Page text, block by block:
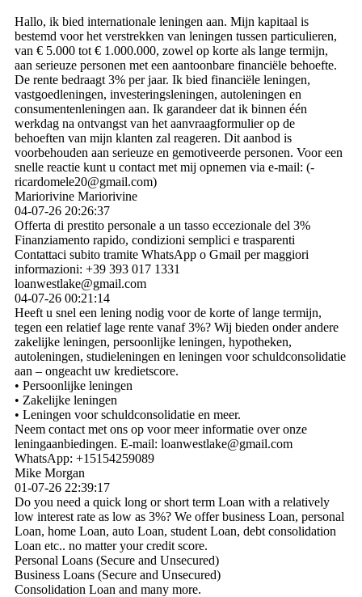
Hallo, ik bied internationale leningen aan. Mijn kapitaal is
bestemd voor het verstrekken van leningen tussen particulieren,
van € 5.000 tot € 1.000.000, zowel op korte als lange termijn,
aan serieuze personen met een aantoonbare financiële behoefte.
De rente bedraagt ​​3% per jaar. Ik bied financiële leningen,
vastgoedleningen, investeringsleningen, autoleningen en
consumentenleningen aan. Ik garandeer dat ik binnen één
werkdag na ontvangst van het aanvraagformulier op de
behoeften van mijn klanten zal reageren. Dit aanbod is
voorbehouden aan serieuze en gemotiveerde personen. Voor een
snelle reactie kunt u contact met mij opnemen via e-mail: (­
ricardomele20@­gmail.­com)­
Mariorivine Mariorivine
04-07-26 20:26:37
Offerta di prestito personale a un tasso eccezionale del 3%
Finanziamento rapido, condizioni semplici e trasparenti
Contattaci subito tramite WhatsApp o Gmail per maggiori
informazioni: +39 393 017 1331
loanwestlake@gmail.com
04-07-26 00:21:14
Heeft u snel een lening nodig voor de korte of lange termijn,
tegen een relatief lage rente vanaf 3%? Wij bieden onder andere
zakelijke leningen, persoonlijke leningen, hypotheken,
autoleningen, studieleningen en leningen voor schuldconsolidatie
aan – ongeacht uw kredietscore.
• Persoonlijke leningen
• Zakelijke leningen
• Leningen voor schuldconsolidatie en meer.
Neem contact met ons op voor meer informatie over onze
leningaanbiedingen. E-mail: loanwestlake@gmail.com
WhatsApp: +15154259089
Mike Morgan
01-07-26 22:39:17
Do you need a quick long or short term Loan with a relatively
low interest rate as low as 3%? We offer business Loan, personal
Loan, home Loan, auto Loan, student Loan, debt consolidation
Loan etc.. no matter your credit score.
Personal Loans (Secure and Unsecured)
Business Loans (Secure and Unsecured)
Consolidation Loan and many more.